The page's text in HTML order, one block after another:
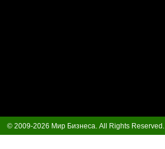
© 2009-2026 Мир Бизнеса. All Rights Reserved.